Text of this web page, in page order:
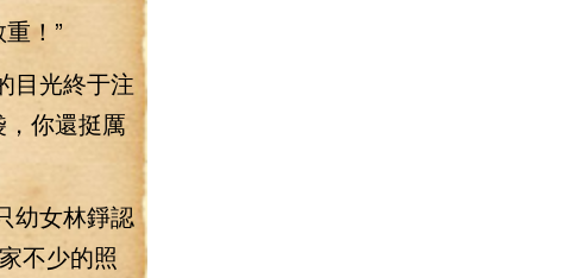
！”
光終于注
你還挺厲
幼女林錚認
不少的照